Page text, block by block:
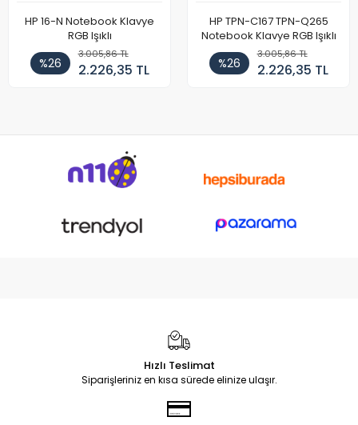
HP 16-N Notebook Klavye
RGB Işıklı
%26
3.005,86 TL
2.226,35 TL
HP TPN-C167 TPN-Q265
Notebook Klavye RGB Işıklı
%26
3.005,86 TL
2.226,35 TL
Hızlı Teslimat
Siparişleriniz en kısa sürede elinize ulaşır.